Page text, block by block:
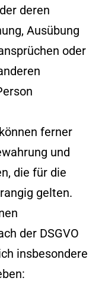
deren
Ausübung
oder
ferner
und
die für die
gelten.
der DSGVO
insbesondere